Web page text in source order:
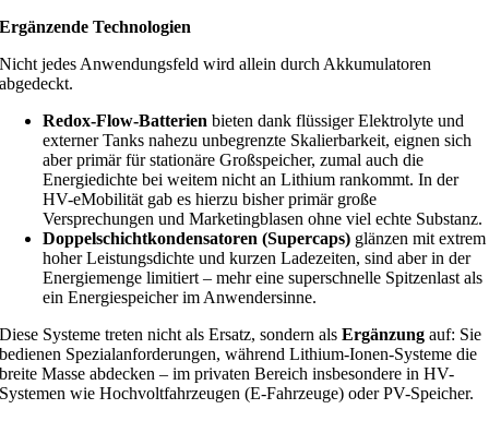
Ergänzende Technologien
Nicht jedes Anwendungsfeld wird allein durch Akkumulatoren
abgedeckt.
Redox-Flow-Batterien bieten dank flüssiger Elektrolyte und
externer Tanks nahezu unbegrenzte Skalierbarkeit, eignen sich
aber primär für stationäre Großspeicher, zumal auch die
Energiedichte bei weitem nicht an Lithium rankommt. In der
HV-eMobilität gab es hierzu bisher primär große
Versprechungen und Marketingblasen ohne viel echte Substanz.
Doppelschichtkondensatoren (Supercaps) glänzen mit extrem
hoher Leistungsdichte und kurzen Ladezeiten, sind aber in der
Energiemenge limitiert – mehr eine superschnelle Spitzenlast als
ein Energiespeicher im Anwendersinne.
Diese Systeme treten nicht als Ersatz, sondern alsErgänzung auf: Sie
bedienen Spezialanforderungen, während Lithium-Ionen-Systeme die
breite Masse abdecken – im privaten Bereich insbesondere in HV-
Systemen wie Hochvoltfahrzeugen (E-Fahrzeuge) oder PV-Speicher.